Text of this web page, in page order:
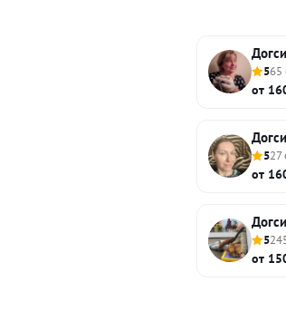
565
от
527
от
5
от